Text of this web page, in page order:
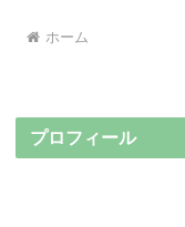
ホーム
プロフィール